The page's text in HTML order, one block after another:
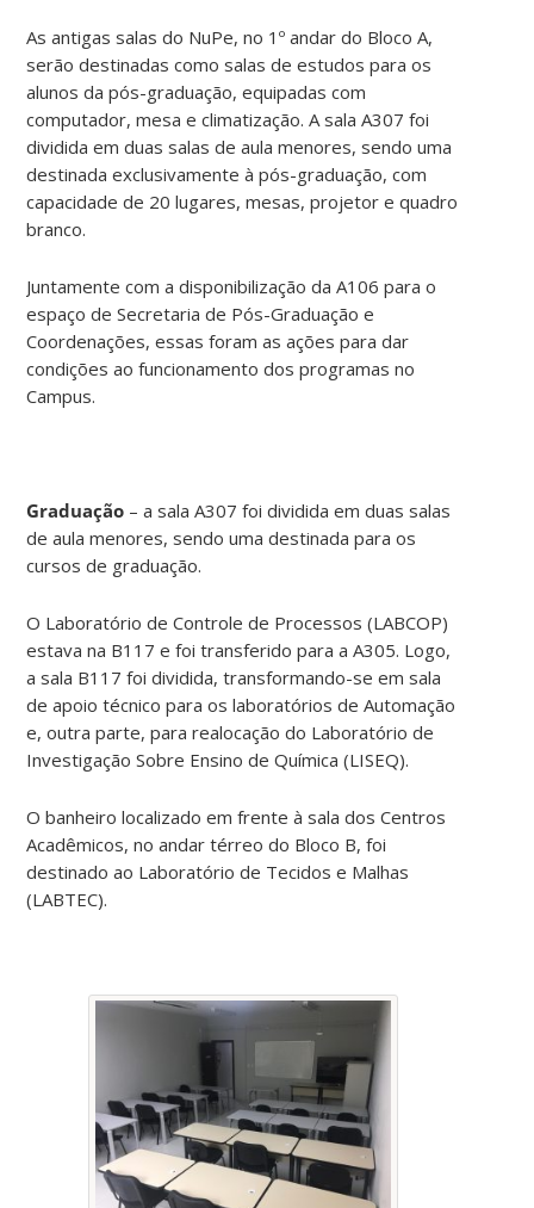
As antigas salas do NuPe, no 1º andar do Bloco A,
serão destinadas como salas de estudos para os
alunos da pós-graduação, equipadas com
computador, mesa e climatização. A sala A307 foi
dividida em duas salas de aula menores, sendo uma
destinada exclusivamente à pós-graduação, com
capacidade de 20 lugares, mesas, projetor e quadro
branco.
Juntamente com a disponibilização da A106 para o
espaço de Secretaria de Pós-Graduação e
Coordenações, essas foram as ações para dar
condições ao funcionamento dos programas no
Campus.
Graduação – a sala A307 foi dividida em duas salas
de aula menores, sendo uma destinada para os
cursos de graduação.
O Laboratório de Controle de Processos (LABCOP)
estava na B117 e foi transferido para a A305. Logo,
a sala B117 foi dividida, transformando-se em sala
de apoio técnico para os laboratórios de Automação
e, outra parte, para realocação do Laboratório de
Investigação Sobre Ensino de Química (LISEQ).
O banheiro localizado em frente à sala dos Centros
Acadêmicos, no andar térreo do Bloco B, foi
destinado ao Laboratório de Tecidos e Malhas
(LABTEC).